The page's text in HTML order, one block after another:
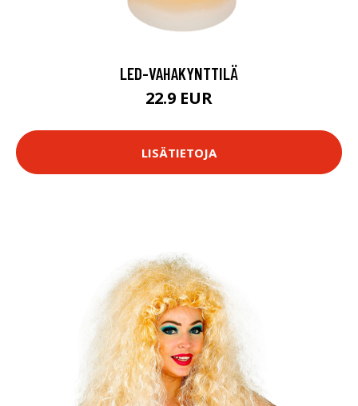
LED-VAHAKYNTTILÄ
22.9 EUR
LISÄTIETOJA